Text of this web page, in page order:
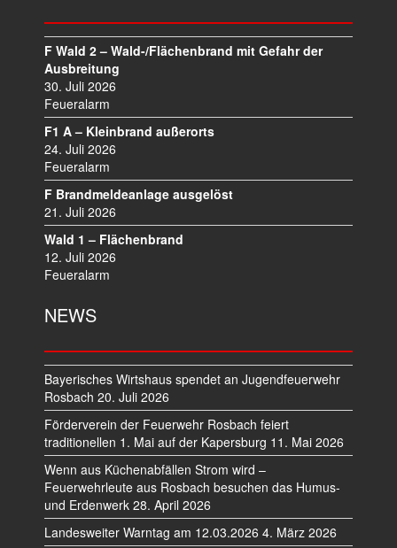
F Wald 2 – Wald-/Flächenbrand mit Gefahr der
Ausbreitung
30. Juli 2026
Feueralarm
F1 A – Kleinbrand außerorts
24. Juli 2026
Feueralarm
F Brandmeldeanlage ausgelöst
21. Juli 2026
Wald 1 – Flächenbrand
12. Juli 2026
Feueralarm
NEWS
Bayerisches Wirtshaus spendet an Jugendfeuerwehr
Rosbach 20. Juli 2026
Förderverein der Feuerwehr Rosbach feiert
traditionellen 1. Mai auf der Kapersburg 11. Mai 2026
Wenn aus Küchenabfällen Strom wird –
Feuerwehrleute aus Rosbach besuchen das Humus-
und Erdenwerk 28. April 2026
Landesweiter Warntag am 12.03.2026 4. März 2026